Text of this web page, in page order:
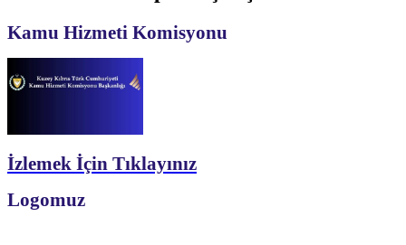
Kamu Hizmeti Komisyonu
İzlemek İçin Tıklayınız
Logomuz